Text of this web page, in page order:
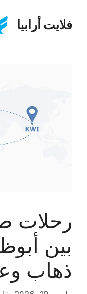
المحتوىفلايت أرابيا
رحلات
بين
ذهاب